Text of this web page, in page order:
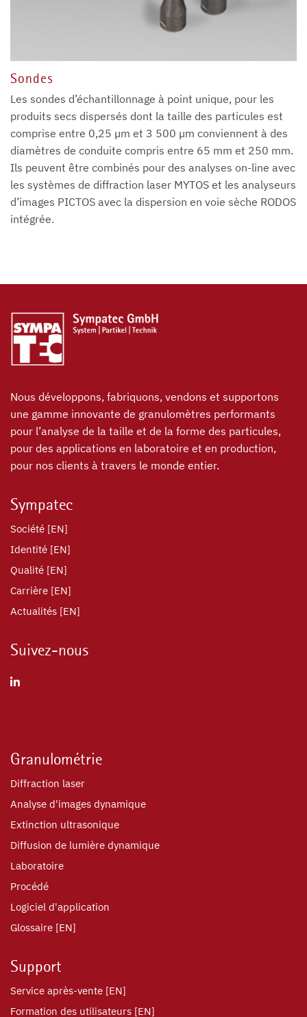
Sondes
Les sondes d’échantillonnage à point unique, pour les
produits secs dispersés dont la taille des particules est
comprise entre 0,25 µm et 3 500 µm conviennent à des
diamètres de conduite compris entre 65 mm et 250 mm.
Ils peuvent être combinés pour des analyses on-line avec
les systèmes de diffraction laser MYTOS et les analyseurs
d’images PICTOS avec la dispersion en voie sèche RODOS
intégrée.
Nous développons, fabriquons, vendons et supportons
une gamme innovante de granulomètres performants
pour l’analyse de la taille et de la forme des particules,
pour des applications en laboratoire et en production,
pour nos clients à travers le monde entier.
Sympatec
Société [EN]
Identité [EN]
Qualité [EN]
Carrière [EN]
Actualités [EN]
Suivez-nous
Granulométrie
Diffraction laser
Analyse d'images dynamique
Extinction ultrasonique
Diffusion de lumière dynamique
Laboratoire
Procédé
Logiciel d'application
Glossaire [EN]
Support
Service après-vente [EN]
Formation des utilisateurs [EN]